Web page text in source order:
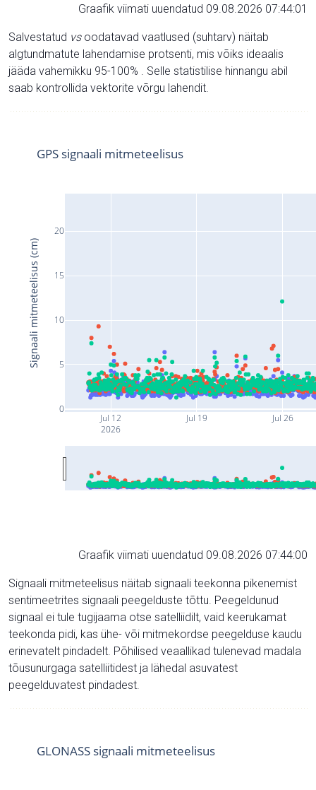
Graafik viimati uuendatud 09.08.2026 07:44:01
Salvestatud vsoodatavad vaatlused (suhtarv) näitab
algtundmatute lahendamise protsenti, mis võiks ideaalis
jääda vahemikku 95-100% . Selle statistilise hinnangu abil
saab kontrollida vektorite võrgu lahendit.
Jul 12
2026
Jul 19 Jul 26
0
5
10
15
20
GPS signaali mitmeteelisus
Signaali mitmeteelisus (cm)
Graafik viimati uuendatud 09.08.2026 07:44:00
Signaali mitmeteelisus näitab signaali teekonna pikenemist
sentimeetrites signaali peegelduste tõttu. Peegeldunud
signaal ei tule tugijaama otse satelliidilt, vaid keerukamat
teekonda pidi, kas ühe- või mitmekordse peegelduse kaudu
erinevatelt pindadelt. Põhilised veaallikad tulenevad madala
tõusunurgaga satelliitidest ja lähedal asuvatest
peegelduvatest pindadest.
GLONASS signaali mitmeteelisus